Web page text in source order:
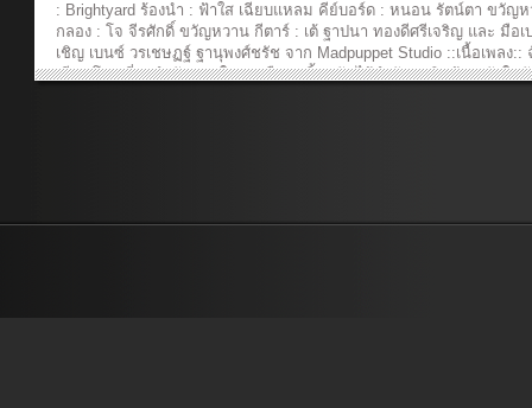
: Brightyard ร้องนำ : ฟ้าใส เฉียบแหลม คีย์บอร์ด : หนอน รัตน์ตา ขวัญ
กลอง : โจ จีรศักดิ์ ขวัญหวาน กีตาร์ : เต้ ฐาปนา ทองดีศรีเจริญ และ มือเ
เชิญ เบนซ์ วรเชษฏฐ์ ฐานุพงศ์ชรัช จาก Madpuppet Studio ::เนื้อเพลง
เดียว โดดเดี่ยวลำพัง หลงในทางมืดมนสิ้นหวัง ไร้กำลังจะเดินสู้ต่อ หัวใจ
As…” or “Save Link As…” เนื้อเพลงพร้อมคอร์ด...